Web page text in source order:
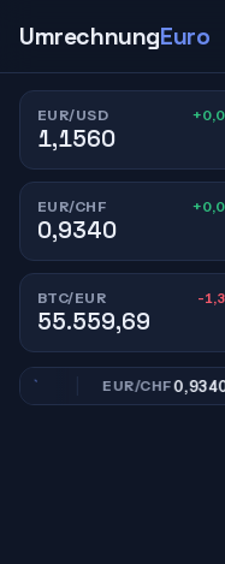
UmrechnungEuro
EUR/USD
1,1560
EUR/CHF
0,9340
BTC/EUR -
55.559,69
EUR/CHF0,9340